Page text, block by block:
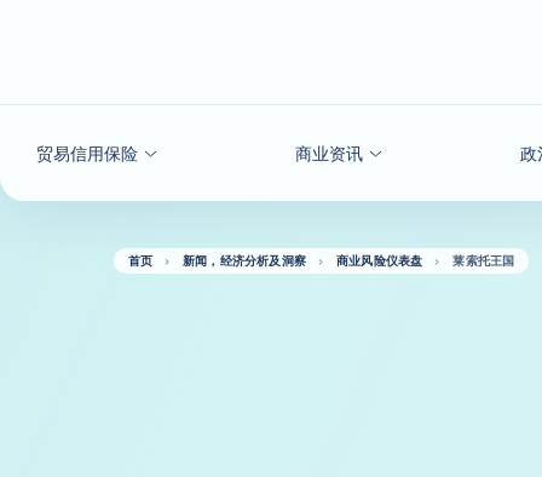
贸易信用保险 商业资讯 政
首页 新闻，经济分析及洞察 商业风险仪表盘 莱索托王国